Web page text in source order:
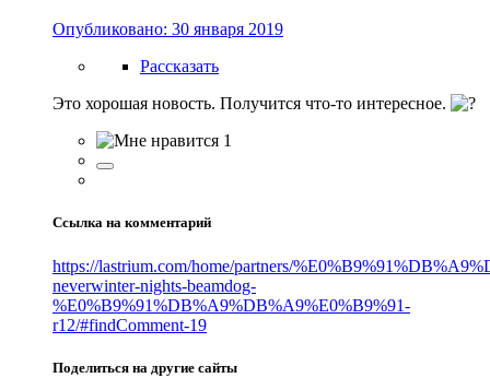
Опубликовано: 30 января 2019
Рассказать
Это хорошая новость. Получится что-то интересное.
1
Ссылка на комментарий
https://lastrium.com/home/partners/
neverwinter-nights-beamdog-
%E0%B9%91%DB%A9%DB%A9%E0%B9%91-
r12/#findComment-19
Поделиться на другие сайты